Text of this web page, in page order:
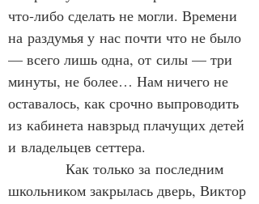
что‑либо сделать не могли. Времени
на раздумья у нас почти что не было
— всего лишь одна, от силы — три
минуты, не более… Нам ничего не
оставалось, как срочно выпроводить
из кабинета навзрыд плачущих детей
и владельцев сеттера.
Как только за последним
школьником закрылась дверь, Виктор